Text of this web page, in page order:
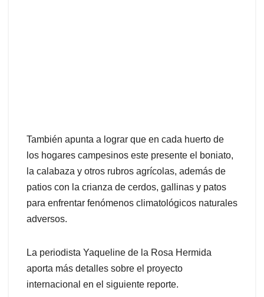
También apunta a lograr que en cada huerto de
los hogares campesinos este presente el boniato,
la calabaza y otros rubros agrícolas, además de
patios con la crianza de cerdos, gallinas y patos
para enfrentar fenómenos climatológicos naturales
adversos.
La periodista Yaqueline de la Rosa Hermida
aporta más detalles sobre el proyecto
internacional en el siguiente reporte.